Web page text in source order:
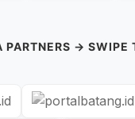
PARTNERS → SWIPE